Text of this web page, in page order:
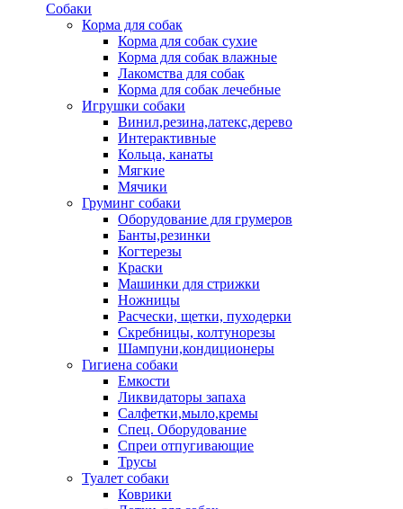
Собаки
Корма для собак
Корма для собак сухие
Корма для собак влажные
Лакомства для собак
Корма для собак лечебные
Игрушки собаки
Винил,резина,латекс,дерево
Интерактивные
Кольца, канаты
Мягкие
Мячики
Груминг собаки
Оборудование для грумеров
Банты,резинки
Когтерезы
Краски
Машинки для стрижки
Ножницы
Расчески, щетки, пуходерки
Скребницы, колтунорезы
Шампуни,кондиционеры
Гигиена собаки
Емкости
Ликвидаторы запаха
Салфетки,мыло,кремы
Спец. Оборудование
Спреи отпугивающие
Трусы
Туалет собаки
Коврики